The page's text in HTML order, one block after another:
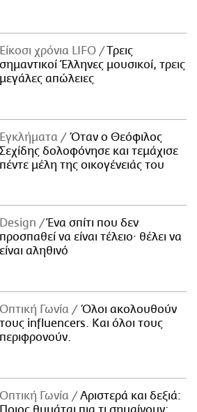
Είκοσι χρόνια LIFO
Tρεις
σημαντικοί Έλληνες μουσικοί, τρεις
μεγάλες απώλειες
Εγκλήματα
Όταν ο Θεόφιλος
Σεχίδης δολοφόνησε και τεμάχισε
πέντε μέλη της οικογένειάς του
Design
Ένα σπίτι που δεν
προσπαθεί να είναι τέλειο· θέλει να
είναι αληθινό
Οπτική Γωνία
Όλοι ακολουθούν
τους influencers. Και όλοι τους
περιφρονούν.
Οπτική Γωνία
Αριστερά και δεξιά: